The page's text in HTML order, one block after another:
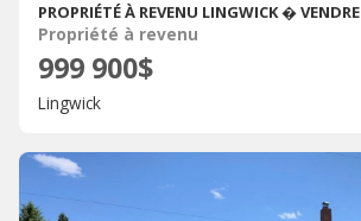
PROPRIÉTÉ À REVENU LINGWICK � VENDRE
Propriété à revenu
999 900$
Lingwick